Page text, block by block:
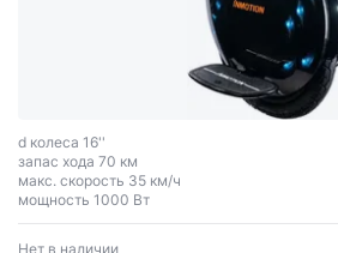
d колеса 16''
запас хода 70 км
макс. скорость 35 км/ч
мощность 1000 Вт
Нет в наличии